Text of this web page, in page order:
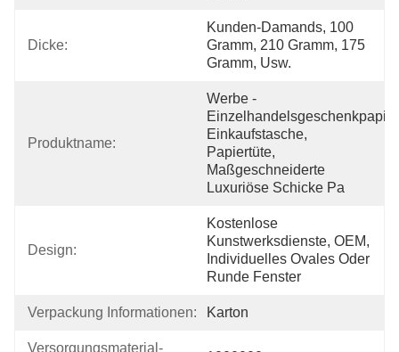
Dicke:
Kunden-Damands, 100
Gramm, 210 Gramm, 175
Gramm, Usw.
Produktname:
Werbe -
Einzelhandelsgeschenkpapier
Einkaufstasche,
Papiertüte,
Maßgeschneiderte
Luxuriöse Schicke Pa
Design:
Kostenlose
Kunstwerksdienste, OEM,
Individuelles Ovales Oder
Runde Fenster
Verpackung Informationen: Karton
Versorgungsmaterial-